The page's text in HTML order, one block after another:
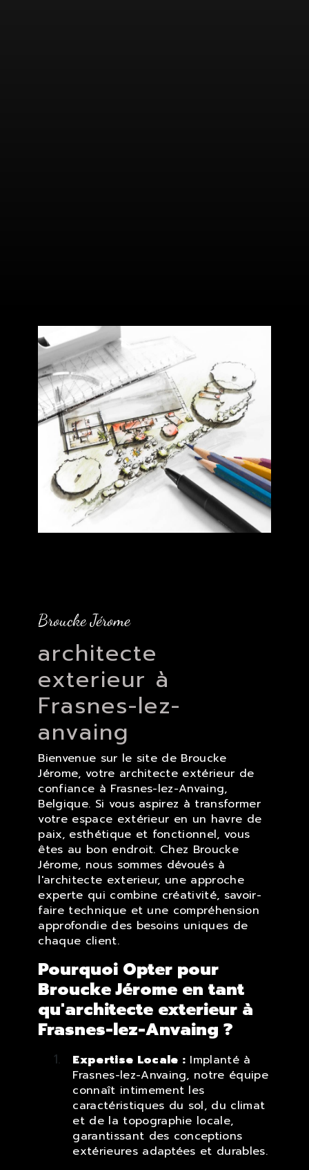
Broucke Jérome
architecte
exterieur à
Frasnes-lez-
anvaing
Bienvenue sur le site de Broucke
Jérome, votre architecte extérieur de
confiance à Frasnes-lez-Anvaing,
Belgique. Si vous aspirez à transformer
votre espace extérieur en un havre de
paix, esthétique et fonctionnel, vous
êtes au bon endroit. Chez Broucke
Jérome, nous sommes dévoués à
l'architecte exterieur, une approche
experte qui combine créativité, savoir-
faire technique et une compréhension
approfondie des besoins uniques de
chaque client.
Pourquoi Opter pour
Broucke Jérome en tant
qu'architecte exterieur à
Frasnes-lez-Anvaing ?
Expertise Locale : Implanté à
Frasnes-lez-Anvaing, notre équipe
connaît intimement les
caractéristiques du sol, du climat
et de la topographie locale,
garantissant des conceptions
extérieures adaptées et durables.